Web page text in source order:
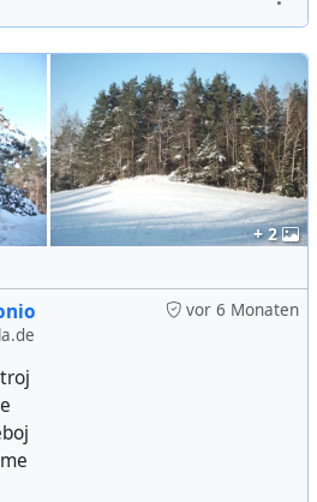
ekstere - ĉie estas tre multe
+ 2
vor 6 Monaten